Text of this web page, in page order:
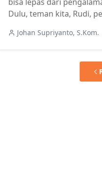
Dulu, teman kita, Rudi,
Johan Supriyanto, S.Kom.